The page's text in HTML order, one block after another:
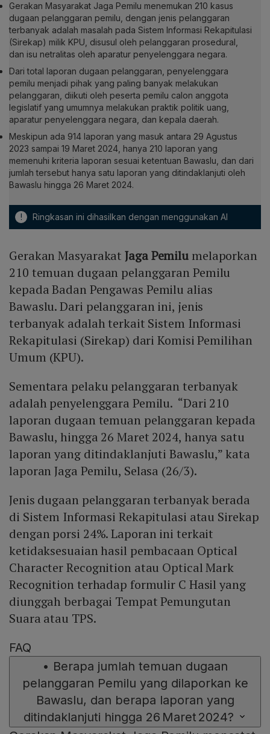
Gerakan Masyarakat Jaga Pemilu menemukan 210 kasus
dugaan pelanggaran pemilu, dengan jenis pelanggaran
terbanyak adalah masalah pada Sistem Informasi Rekapitulasi
(Sirekap) milik KPU, disusul oleh pelanggaran prosedural,
dan isu netralitas oleh aparatur penyelenggara negara.
Dari total laporan dugaan pelanggaran, penyelenggara
pemilu menjadi pihak yang paling banyak melakukan
pelanggaran, diikuti oleh peserta pemilu calon anggota
legislatif yang umumnya melakukan praktik politik uang,
aparatur penyelenggara negara, dan kepala daerah.
Meskipun ada 914 laporan yang masuk antara 29 Agustus
2023 sampai 19 Maret 2024, hanya 210 laporan yang
memenuhi kriteria laporan sesuai ketentuan Bawaslu, dan dari
jumlah tersebut hanya satu laporan yang ditindaklanjuti oleh
Bawaslu hingga 26 Maret 2024.
! Ringkasan ini dihasilkan dengan menggunakan AI
Gerakan MasyarakatJaga Pemilu melaporkan
210 temuan dugaan pelanggaran Pemilu
kepada Badan Pengawas Pemilu alias
Bawaslu. Dari pelanggaran ini, jenis
terbanyak adalah terkait Sistem Informasi
Rekapitulasi (Sirekap) dari Komisi Pemilihan
Umum (KPU).
Sementara pelaku pelanggaran terbanyak
adalah penyelenggara Pemilu. “Dari 210
laporan dugaan temuan pelanggaran kepada
Bawaslu, hingga 26 Maret 2024, hanya satu
laporan yang ditindaklanjuti Bawaslu,” kata
laporan Jaga Pemilu, Selasa (26/3).
Jenis dugaan pelanggaran terbanyak berada
di Sistem Informasi Rekapitulasi atau Sirekap
dengan porsi 24%. Laporan ini terkait
ketidaksesuaian hasil pembacaan Optical
Character Recognition atau Optical Mark
Recognition terhadap formulir C Hasil yang
diunggah berbagai Tempat Pemungutan
Suara atau TPS.
FAQ
• Berapa jumlah temuan dugaan
pelanggaran Pemilu yang dilaporkan ke
Bawaslu, dan berapa laporan yang
ditindaklanjuti hingga 26 Maret 2024?